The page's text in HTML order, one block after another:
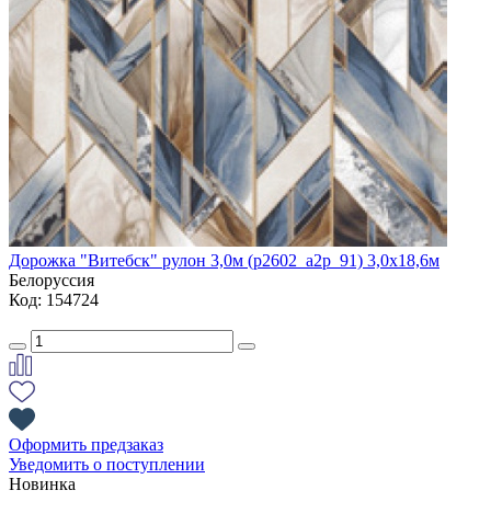
Дорожка "Витебск" рулон 3,0м (p2602_a2p_91) 3,0х18,6м
Белоруссия
Код: 154724
Оформить предзаказ
Уведомить о поступлении
Новинка